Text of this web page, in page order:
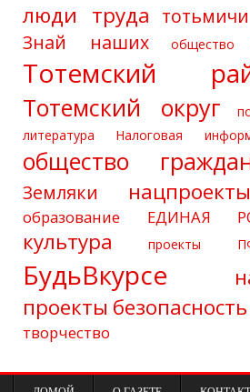
люди труда тотьмичи
Знай наших общество
Тотемский
Тотемский округ
литература
Налоговая
общество
Земляки нацпроекты
образование ЕДИНАЯ
культура проекты
БудьВкурсе
проекты безопасность
творчество